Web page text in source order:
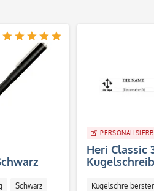
Schwarz
Heri Classic